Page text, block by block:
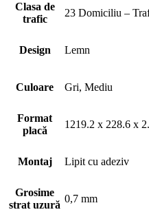
Clasa de
trafic
23 Domiciliu –
Design Lemn
Culoare Gri, Mediu
Format
placă
1219.2 x 228.6 x
Montaj Lipit cu adeziv
Grosime
strat uzură
0,7 mm